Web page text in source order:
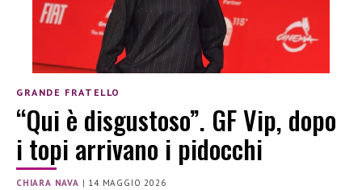
GRANDE FRATELLO
“Qui è disgustoso”. GF Vip, dopo
i topi arrivano i pidocchi
CHIARA NAVA | 14 MAGGIO 2026